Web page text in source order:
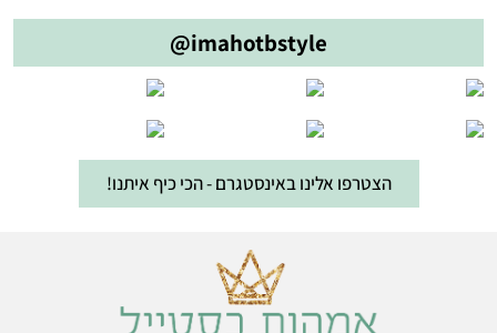
@imahotbstyle
הצטרפו אלינו באינסטגרם - הכי כיף איתנו!